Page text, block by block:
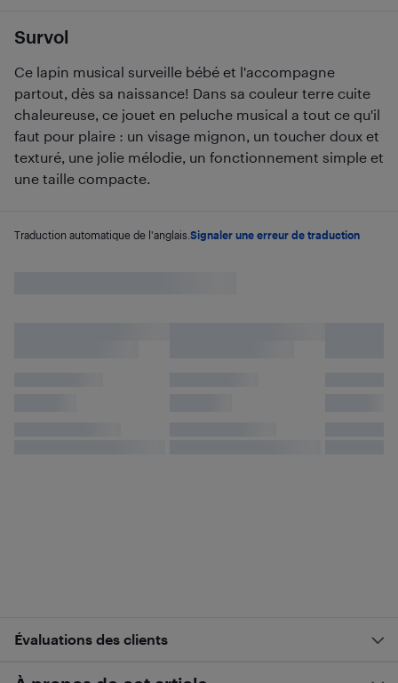
Survol
Ce lapin musical surveille bébé et l'accompagne
partout, dès sa naissance! Dans sa couleur terre cuite
chaleureuse, ce jouet en peluche musical a tout ce qu'il
faut pour plaire : un visage mignon, un toucher doux et
texturé, une jolie mélodie, un fonctionnement simple et
une taille compacte.
Traduction automatique de l'anglais. Signaler une erreur de traduction
Évaluations des clients